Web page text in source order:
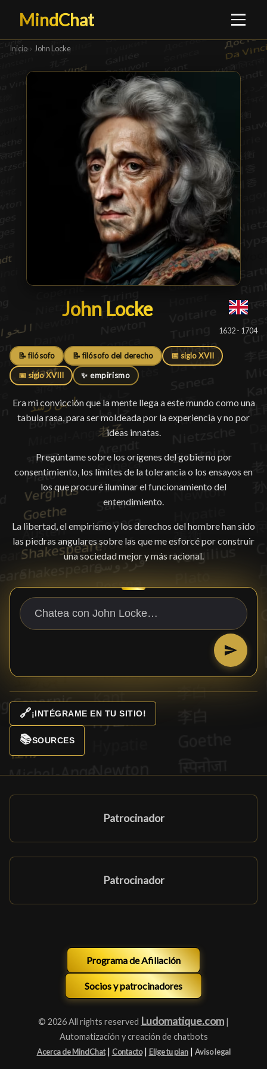
MindChat
Inicio › John Locke
John Locke
John Locke█
1632 - 1704
📝 filósofo 📝 filósofo del derecho 📅 siglo XVII
📅 siglo XVIII ✨ empirismo
Era mi convicción que la mente llega a este mundo como una
tabula rasa, para ser moldeada por la experiencia y no por
ideas innatas.
Pregúntame sobre los orígenes del gobierno por
consentimiento, los límites de la tolerancia o los ensayos en
los que procuré iluminar el funcionamiento del
entendimiento.
La libertad, el empirismo y los derechos del hombre han sido
las piedras angulares sobre las que me esforcé por construir
una sociedad mejor y más racional.
🔗¡INTÉGRAME EN TU SITIO!
📚SOURCES
Patrocinador
Patrocinador
Programa de Afiliación
Socios y patrocinadores
© 2026 All rights reserved Ludomatique.com |
Automatización y creación de chatbots
Acerca de MindChat | Contacto | Elige tu plan | Aviso legal